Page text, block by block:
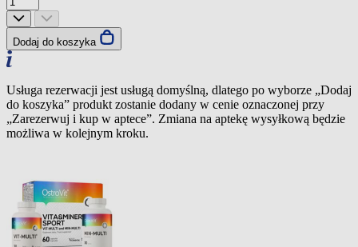
Dodaj do koszyka
Usługa rezerwacji jest usługą domyślną, dlatego po wyborze „Dodaj
do koszyka” produkt zostanie dodany w cenie oznaczonej przy
„Zarezerwuj i kup w aptece”. Zmiana na aptekę wysyłkową będzie
możliwa w kolejnym kroku.